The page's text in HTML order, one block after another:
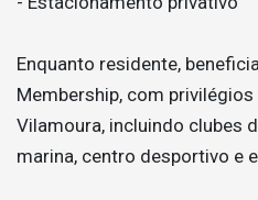
Enquanto residente,
Membership, com
Vilamoura, incluindo clubes
marina, centro desportivo e